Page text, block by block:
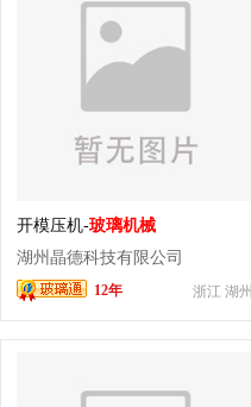
开模压机-玻璃机械
湖州晶德科技有限公司
浙江 湖州
12年